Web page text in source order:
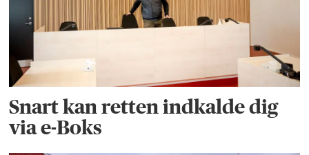
Snart kan retten indkalde dig
via e-Boks